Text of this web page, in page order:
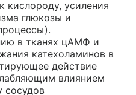
кислороду, усиления
глюкозы и
в тканях цАМФ и
катехоламинов в
действие
влиянием
сосудов